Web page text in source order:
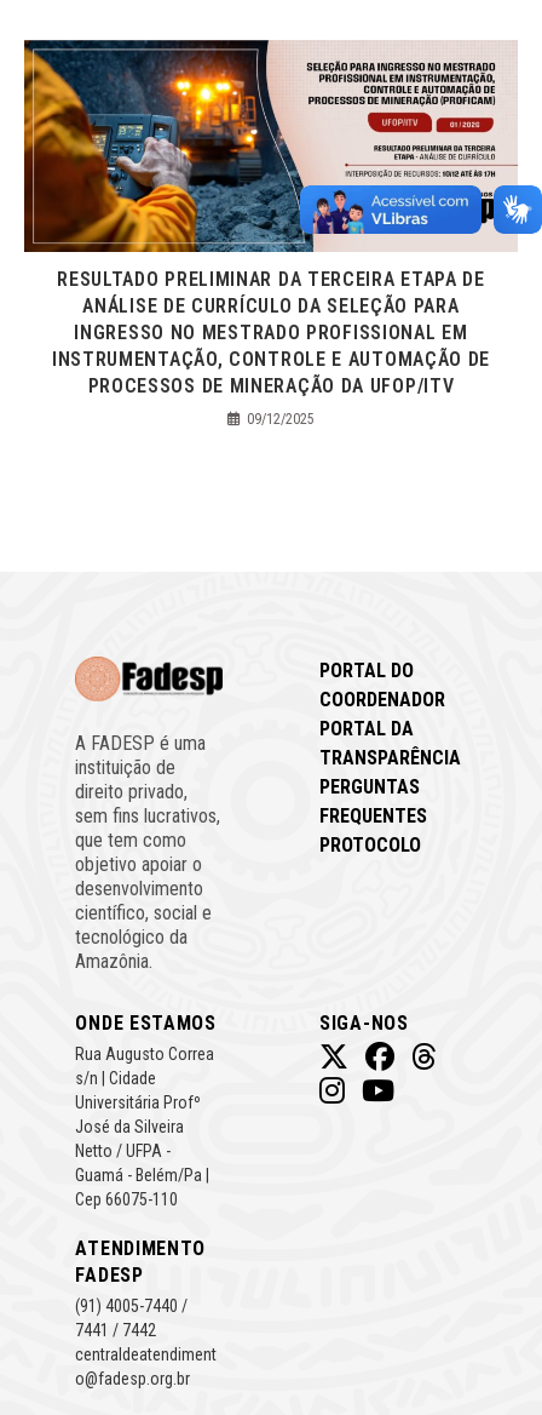
RESULTADO PRELIMINAR DA TERCEIRA ETAPA DE
ANÁLISE DE CURRÍCULO DA SELEÇÃO PARA
INGRESSO NO MESTRADO PROFISSIONAL EM
INSTRUMENTAÇÃO, CONTROLE E AUTOMAÇÃO DE
PROCESSOS DE MINERAÇÃO DA UFOP/ITV
09/12/2025
A FADESP é uma
instituição de
direito privado,
sem fins lucrativos,
que tem como
objetivo apoiar o
desenvolvimento
científico, social e
tecnológico da
Amazônia.
PORTAL DO
COORDENADOR
PORTAL DA
TRANSPARÊNCIA
PERGUNTAS
FREQUENTES
PROTOCOLO
ONDE ESTAMOS
Rua Augusto Correa
s/n | Cidade
Universitária Profº
José da Silveira
Netto / UFPA -
Guamá - Belém/Pa |
Cep 66075-110
ATENDIMENTO
FADESP
(91) 4005-7440 /
7441 / 7442
centraldeatendiment
o@fadesp.org.br
SIGA-NOS